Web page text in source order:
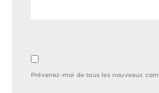
Prévenez-moi de tous les nouveaux